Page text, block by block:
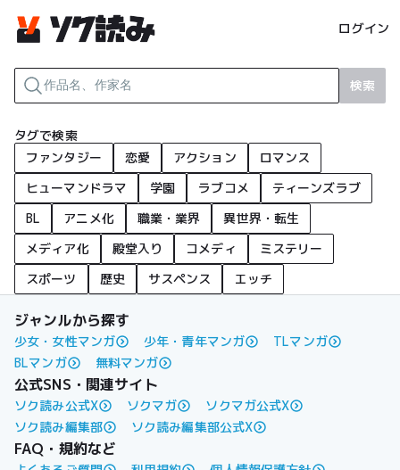
ログイン
検索
タグで検索
ファンタジー
恋愛 アクション
ロマンス
ヒューマンドラマ
学園 ラブコメ
ティーンズラブ
BL
アニメ化 職業・業界
異世界・転生
メディア化
殿堂入り コメディ
ミステリー
スポーツ
歴史 サスペンス エッチ
ジャンルから探す
少女・女性マンガ 少年・青年マンガ
TLマンガ
BLマンガ
無料マンガ
公式SNS・関連サイト
ソク読み公式X ソクマガ
ソクマガ公式X
ソク読み編集部
ソク読み編集部公式X
FAQ・規約など